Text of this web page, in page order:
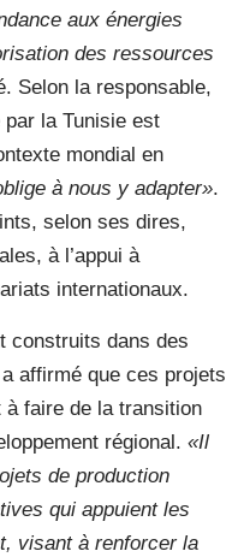
aux énergies
des ressources
Selon la responsable,
la Tunisie est
mondial en
à nous y adapter».
selon ses dires,
à l’appui à
internationaux.
construits dans des
affirmé que ces projets
à faire de la transition
régional. «Il
de production
qui appuient les
visant à renforcer la